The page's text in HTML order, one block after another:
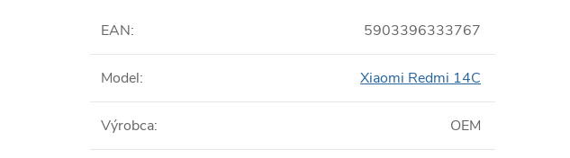
EAN: 5903396333767
Model: Xiaomi Redmi 14C
Výrobca: OEM